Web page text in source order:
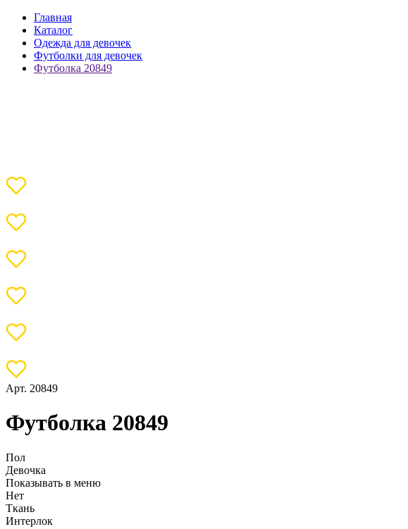
Главная
Каталог
Одежда для девочек
Футболки для девочек
Футболка 20849
Арт. 20849
Футболка 20849
Пол
Девочка
Показывать в меню
Нет
Ткань
Интерлок